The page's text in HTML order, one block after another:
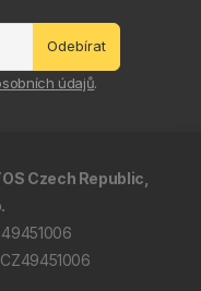
Odebírat
údajů.
Czech Republic,
49451006
CZ49451006